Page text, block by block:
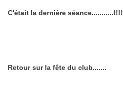
C'était la dernière séance...........!!!!
Retour sur la fête du club.......